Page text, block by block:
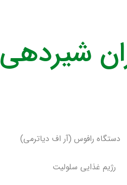
شیردهی
دستگاه رافوس (آر اف دیاترمی)
رژیم غذایی سلولیت